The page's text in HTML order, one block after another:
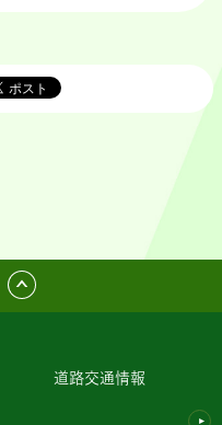
道路交通情報